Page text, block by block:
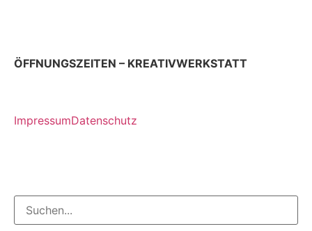
ÖFFNUNGSZEITEN – KREATIVWERKSTATT
ImpressumDatenschutz